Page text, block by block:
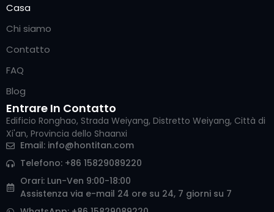
Casa
Chi siamo
Contatto
FAQ
Blog
Entrare In Contatto
Edificio Ronghao, Strada Weiyang, Distretto Weiyang, Città di
Xi'an, Provincia dello Shaanxi
Email: info@hontitan.com
Telefono: +86 15829089220
Orari: Lun-Ven 9:00-18:00
Assistenza via e-mail 24 ore su 24, 7 giorni su 7
German
Korean
Russian
Arabic